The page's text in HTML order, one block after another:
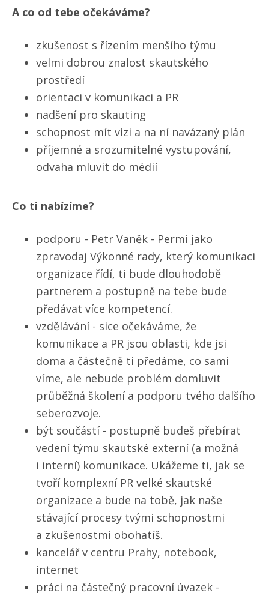
A co od tebe očekáváme?
zkušenost s řízením menšího týmu
velmi dobrou znalost skautského
prostředí
orientaci v komunikaci a PR
nadšení pro skauting
schopnost mít vizi a na ní navázaný plán
příjemné a srozumitelné vystupování,
odvaha mluvit do médií
Co ti nabízíme?
podporu - Petr Vaněk - Permi jako
zpravodaj Výkonné rady, který komunikaci
organizace řídí, ti bude dlouhodobě
partnerem a postupně na tebe bude
předávat více kompetencí.
vzdělávání - sice očekáváme, že
komunikace a PR jsou oblasti, kde jsi
doma a částečně ti předáme, co sami
víme, ale nebude problém domluvit
průběžná školení a podporu tvého dalšího
seberozvoje.
být součástí - postupně budeš přebírat
vedení týmu skautské externí (a možná
i interní) komunikace. Ukážeme ti, jak se
tvoří komplexní PR velké skautské
organizace a bude na tobě, jak naše
stávající procesy tvými schopnostmi
a zkušenostmi obohatíš.
kancelář v centru Prahy, notebook,
internet
práci na částečný pracovní úvazek -